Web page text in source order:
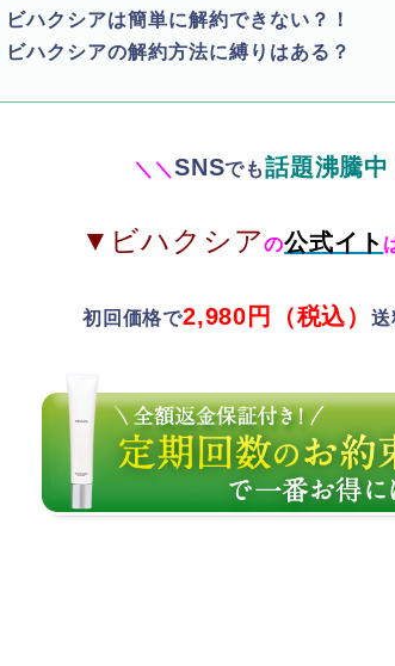
ビハクシアは簡単に解約できない？！
ビハクシアの解約方法に縛りはある？
＼ ＼SNSでも話題沸騰中
▼ビハクシアの公式イト
初回価格で2,980円（税込）送